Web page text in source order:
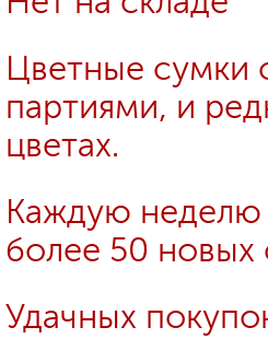
Цветные сумки
партиями, и
цветах.
Каждую неделю
более 50 новых
Удачных